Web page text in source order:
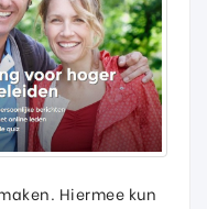
Hiermee kun